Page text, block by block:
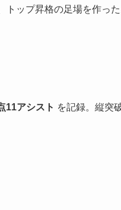
ップ昇格の足場を作った
11アシスト を記録。縦突